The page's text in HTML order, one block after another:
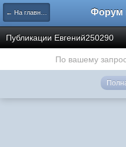
← На главную
Публикации Евгений250290
По вашему